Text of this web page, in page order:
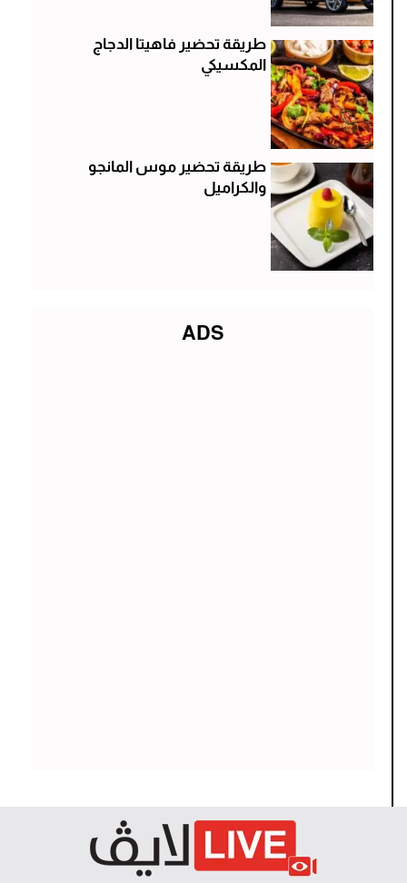
طريقة تحضير فاهيتا الدجاج
المكسيكي
طريقة تحضير موس المانجو
والكراميل
ADS